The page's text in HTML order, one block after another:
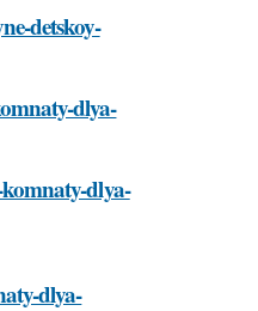
detskoy-
dlya-
dlya-
dlya-